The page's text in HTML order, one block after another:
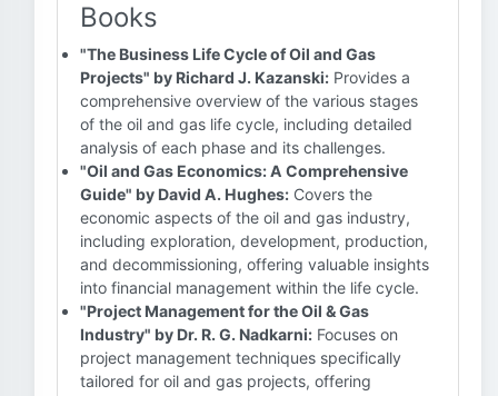
Books
"The Business Life Cycle of Oil and Gas
Projects" by Richard J. Kazanski: Provides a
comprehensive overview of the various stages
of the oil and gas life cycle, including detailed
analysis of each phase and its challenges.
"Oil and Gas Economics: A Comprehensive
Guide" by David A. Hughes: Covers the
economic aspects of the oil and gas industry,
including exploration, development, production,
and decommissioning, offering valuable insights
into financial management within the life cycle.
"Project Management for the Oil & Gas
Industry" by Dr. R. G. Nadkarni: Focuses on
project management techniques specifically
tailored for oil and gas projects, offering